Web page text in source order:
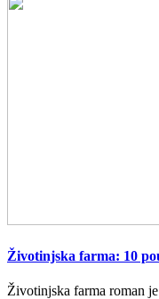
Životinjska farma: 10
Životinjska farma roman